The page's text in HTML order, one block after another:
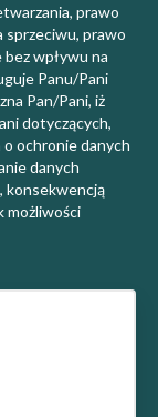
prawo
sprzeciwu, prawo
wpływu na
Panu/Pani
Pan/Pani, iż
dotyczących,
ochronie danych
danych
konsekwencją
możliwości